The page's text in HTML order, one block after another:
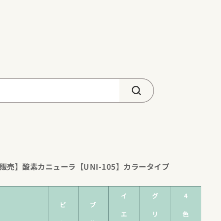
売】酸素カニューラ【UNI-105】カラータイプ
ピ
ブ
イ
エ
グ
リ
4
色